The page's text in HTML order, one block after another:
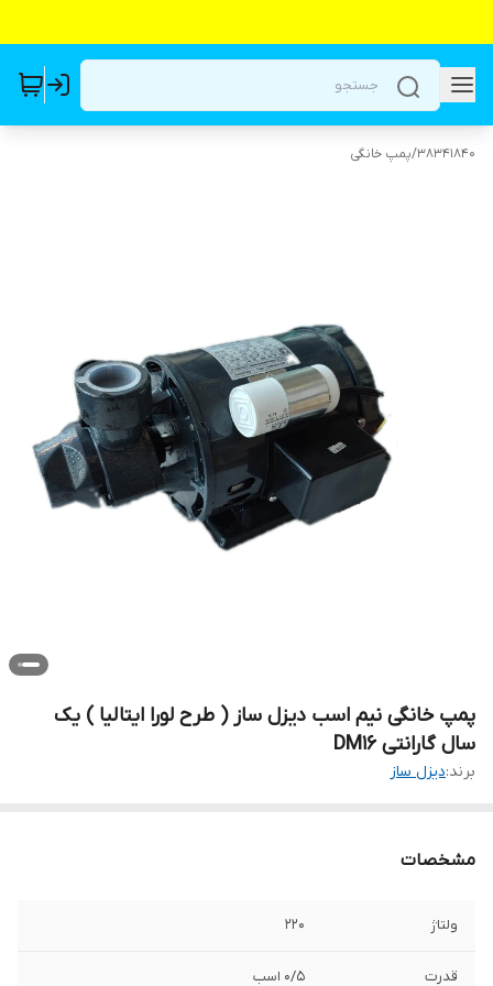
38341840
/پمپ خانگی
پمپ خانگی نیم اسب دیزل ساز ( طرح لورا ایتالیا ) یک
سال گارانتی DM16
برند:دیزل ساز
مشخصات
ولتاژ ۲۲۰
قدرت ۰/۵ اسب